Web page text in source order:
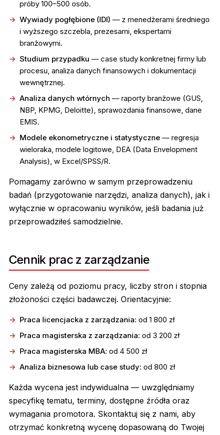
próby 100–500 osób.
Wywiady pogłębione (IDI) — z menedżerami średniego
i wyższego szczebla, prezesami, ekspertami
branżowymi.
Studium przypadku — case study konkretnej firmy lub
procesu, analiza danych finansowych i dokumentacji
wewnętrznej.
Analiza danych wtórnych — raporty branżowe (GUS,
NBP, KPMG, Deloitte), sprawozdania finansowe, dane
EMIS.
Modele ekonometryczne i statystyczne— regresja
wieloraka, modele logitowe, DEA (Data Envelopment
Analysis), w Excel/SPSS/R.
Pomagamy zarówno w samym przeprowadzeniu
badań (przygotowanie narzędzi, analiza danych), jak i
wyłącznie w opracowaniu wyników, jeśli badania już
przeprowadziłeś samodzielnie.
Cennik prac z zarządzanie
Ceny zależą od poziomu pracy, liczby stron i stopnia
złożoności części badawczej. Orientacyjnie:
Praca licencjacka z zarządzania: od 1 800 zł
Praca magisterska z zarządzania: od 3 200 zł
Praca magisterska MBA: od 4 500 zł
Analiza biznesowa lub case study: od 800 zł
Każda wycena jest indywidualna — uwzględniamy
specyfikę tematu, terminy, dostępne źródła oraz
wymagania promotora. Skontaktuj się z nami, aby
otrzymać konkretną wycenę dopasowaną do Twojej